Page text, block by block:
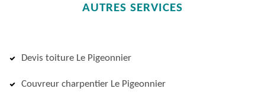
AUTRES SERVICES
Devis toiture Le Pigeonnier
Couvreur charpentier Le Pigeonnier